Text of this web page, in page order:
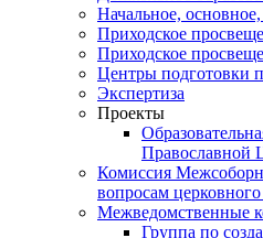
Начальное,
Приходское
Приходское
Центры подготовки
Экспертиза
Проекты
Православной
Комиссия
вопросам
Межведомственные
Группа по